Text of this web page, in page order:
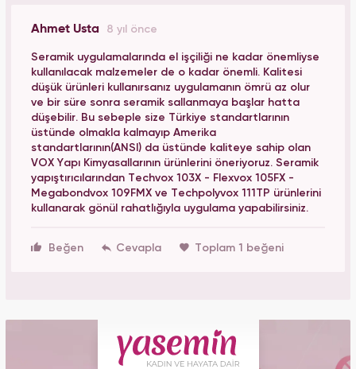
Ahmet Usta 8 yıl önce
Seramik uygulamalarında el işçiliği ne kadar önemliyse
kullanılacak malzemeler de o kadar önemli. Kalitesi
düşük ürünleri kullanırsanız uygulamanın ömrü az olur
ve bir süre sonra seramik sallanmaya başlar hatta
düşebilir. Bu sebeple size Türkiye standartlarının
üstünde olmakla kalmayıp Amerika
standartlarının(ANSI) da üstünde kaliteye sahip olan
VOX Yapı Kimyasallarının ürünlerini öneriyoruz. Seramik
yapıştırıcılarından Techvox 103X - Flexvox 105FX -
Megabondvox 109FMX ve Techpolyvox 111TP ürünlerini
kullanarak gönül rahatlığıyla uygulama yapabilirsiniz.
Beğen Toplam 1 beğeni